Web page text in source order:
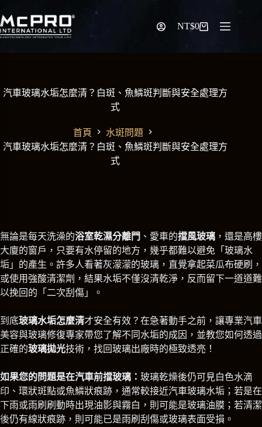
至
主
NT$0
汽車玻璃水垢怎麼清？白斑、魚鱗斑判斷與安全處理方
式
首頁
水斑問題
汽車玻璃水垢怎麼清？白斑、魚鱗斑判斷與安全處理方
式
無論是每天洗澡的浴室乾濕分離門 、愛車的擋風玻璃 ，還是高樓
大廈的窗戶，只要有水停留的地方，幾乎都難以避免「玻璃水
垢」的產生。許多人看著灰濛濛的玻璃，直覺拿起菜瓜布硬刷，
或使用強酸清潔劑，結果水垢不僅沒清乾淨，反而留下一道道難
以挽回的「二次刮傷」。
到底玻璃水垢怎麼清才安全有效？在急著動手之前，讓專業汽車
美容與玻璃修復專家帶您了解不同水垢的成因，並教您如何透過
正確的玻璃拋光技術，找回玻璃出廠時的極致透亮！
如果您的問題是在汽車前擋玻璃： 玻璃乾燥後仍可見白色水滴
印、環狀斑點或魚鱗狀痕跡，通常較接近汽車玻璃水垢；若是在
下雨或雨刷刷動時出現油影與霧白，則可能是玻璃油膜；若清潔
後仍有線狀痕跡，則可能已是雨刷刮傷或玻璃表面受損。